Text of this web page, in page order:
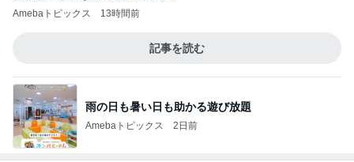
たまさんのおすすめNetflixドラマ「鉄槌教
師」は、もっと見たいもっと見たい！なんで1
マズル刑事
2
連ドラについてじっくり語るブログ